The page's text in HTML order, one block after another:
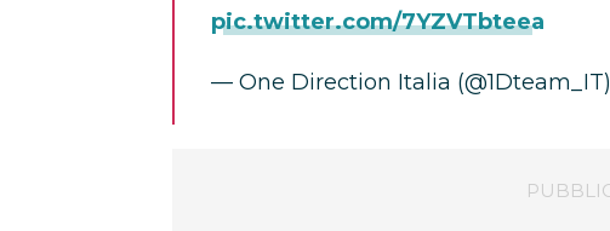
pic.twitter.com/7YZVTbteea
— One Direction Italia (@1Dteam_IT)